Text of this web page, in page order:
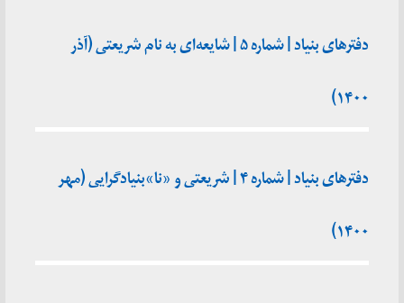
دفترهای بنیاد | شماره ۵ | شایعه‌ای به نام شریعتی (آذر
۱۴۰۰)
دفترهای بنیاد | شماره ۴ | شریعتی و «نا»بنیادگرایی (مهر
۱۴۰۰)